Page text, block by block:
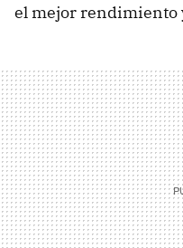
el mejor rendimiento